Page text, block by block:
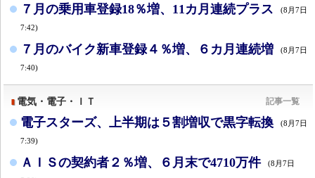
７月の乗用車登録18％増、11カ月連続プラス (8月7日
7:42)
７月のバイク新車登録４％増、６カ月連続増 (8月7日
7:40)
電気・電子・ＩＴ 記事一覧
電子スターズ、上半期は５割増収で黒字転換 (8月7日
7:39)
ＡＩＳの契約者２％増、６月末で4710万件 (8月7日